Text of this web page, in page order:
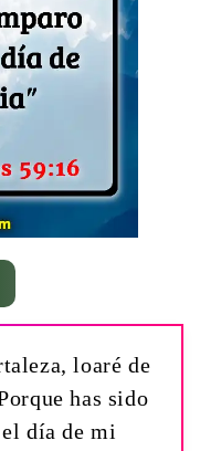
loaré de
has sido
día de mi